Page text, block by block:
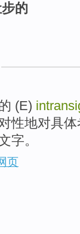
的
(E)
性地对具
字。
页